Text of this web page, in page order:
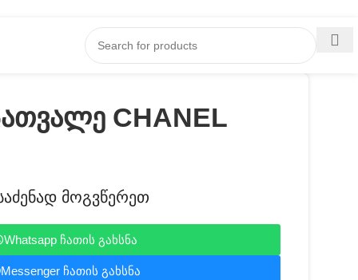
CHANEL
მოგვწერეთ
Whatsapp ჩათის გახსნა
Messenger ჩათის გახსნა